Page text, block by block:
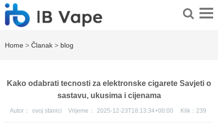
Home > Članak > blog
Kako odabrati tecnosti za elektronske cigarete Savjeti o
sastavu, ukusima i cijenama
Autor： ovoj stanici Vrijeme： 2025-12-23T18:13:34+00:00 Klik： 239